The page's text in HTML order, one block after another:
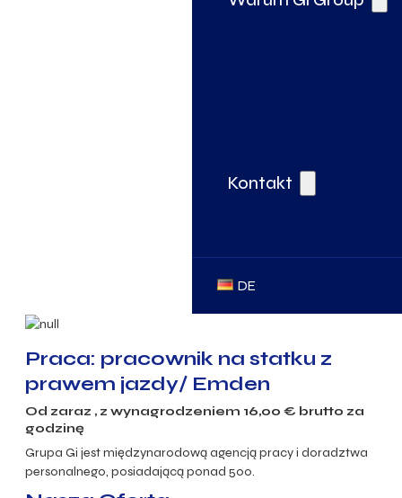
Kontakt
DE
Praca: pracownik na statku z
prawem jazdy/ Emden
Od zaraz , z wynagrodzeniem 16,00 € brutto za
godzinę
Grupa Gi jest międzynarodową agencją pracy i doradztwa
personalnego, posiadającą ponad 500.